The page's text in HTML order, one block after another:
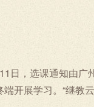
日，选课通知由广
开展学习。“继教